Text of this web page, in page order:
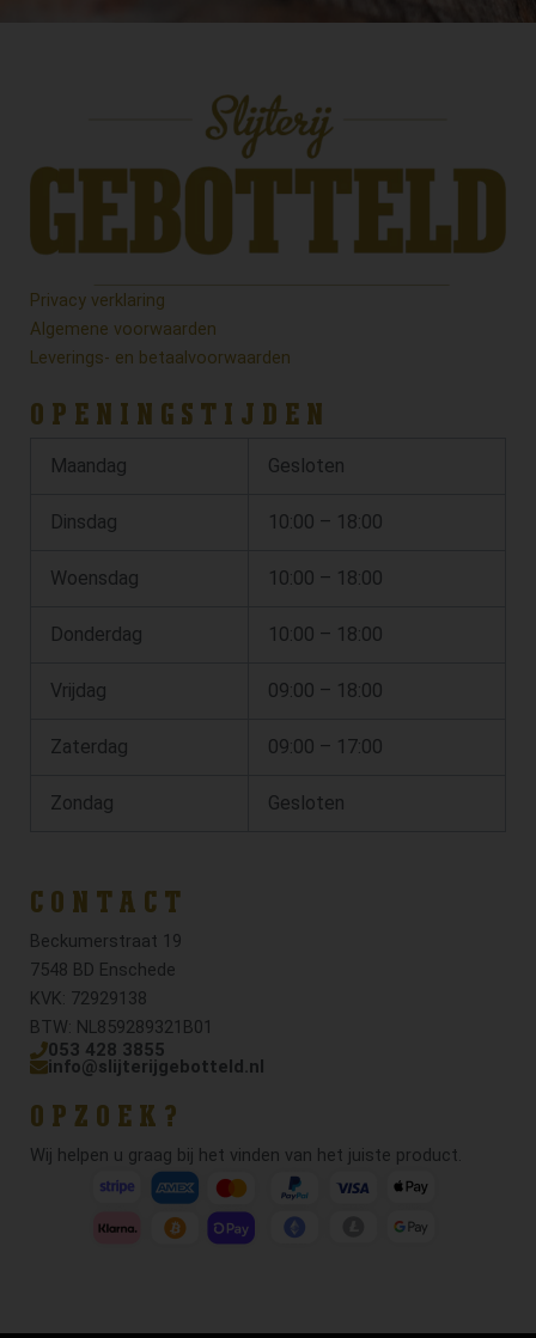
Privacy verklaring
Algemene voorwaarden
Leverings- en betaalvoorwaarden
OPENINGSTIJDEN
Maandag Gesloten
Dinsdag 10:00 – 18:00
Woensdag 10:00 – 18:00
Donderdag 10:00 – 18:00
Vrijdag 09:00 – 18:00
Zaterdag 09:00 – 17:00
Zondag Gesloten
CONTACT
Beckumerstraat 19
7548 BD Enschede
KVK: 72929138
BTW: NL859289321B01
053 428 3855
info@slijterijgebotteld.nl
OPZOEK?
Wij helpen u graag bij het vinden van het juiste product.